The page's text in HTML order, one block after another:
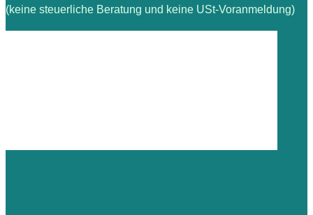
(keine steuerliche Beratung und keine USt-Voranmeldung)